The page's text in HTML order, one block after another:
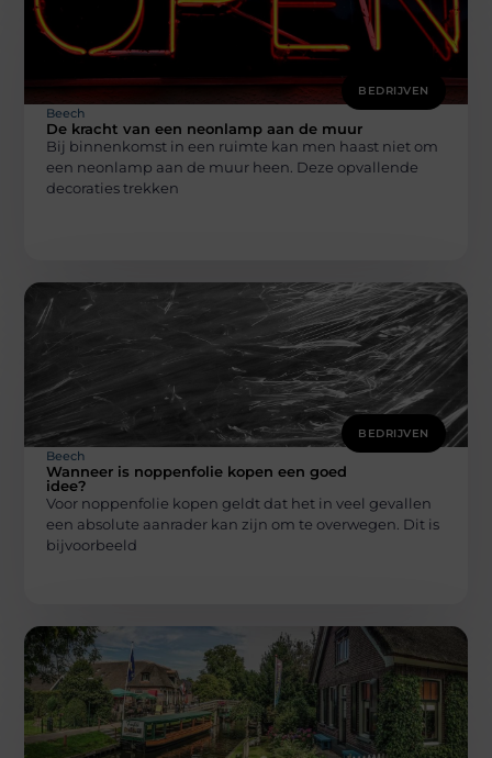
BEDRIJVEN
Beech
De kracht van een neonlamp aan de muur
Bij binnenkomst in een ruimte kan men haast niet om
een neonlamp aan de muur heen. Deze opvallende
decoraties trekken
BEDRIJVEN
Beech
Wanneer is noppenfolie kopen een goed
idee?
Voor noppenfolie kopen geldt dat het in veel gevallen
een absolute aanrader kan zijn om te overwegen. Dit is
bijvoorbeeld